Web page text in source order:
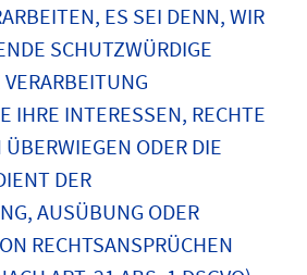
ES SEI DENN, WIR
SCHUTZWÜRDIGE
IHRE INTERESSEN, RECHTE
ODER DIE
DER
AUSÜBUNG ODER
RECHTSANSPRÜCHEN